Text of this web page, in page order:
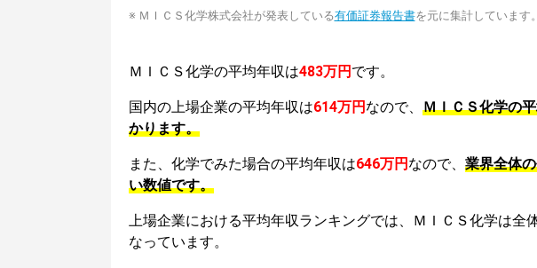
※ ＭＩＣＳ化学株式会社が発表している有価証券報告書を元に集計しています。
ＭＩＣＳ化学の平均年収は483万円 です。
国内の上場企業の平均年収は614万円 なので、 ＭＩＣＳ化学の
かります。
また、化学でみた場合の平均年収は646万円 なので、 業界全体
い数値です。
上場企業における平均年収ランキングでは、ＭＩＣＳ化学は全
なっています。